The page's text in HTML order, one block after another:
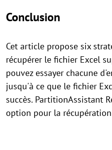
Conclusion
Cet article propose six
récupérer le fichier Excel
pouvez essayer chacune
jusqu'à ce que le fichier
succès. PartitionAssistant
option pour la